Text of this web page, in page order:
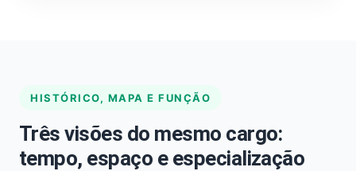
HISTÓRICO, MAPA E FUNÇÃO
Três visões do mesmo cargo:
tempo, espaço e especialização